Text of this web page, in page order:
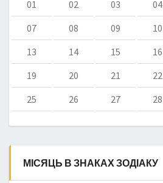
01 02 03 04
07
08 09 10
13
14 15 16
19
20 21 22
25
26 27 28
МІСЯЦЬ В ЗНАКАХ ЗОДІАКУ